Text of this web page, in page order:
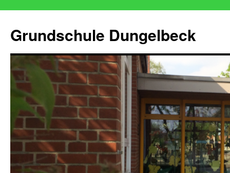
springen
Grundschule Dungelbeck